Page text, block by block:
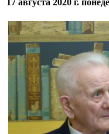
17 августа 2020 г.